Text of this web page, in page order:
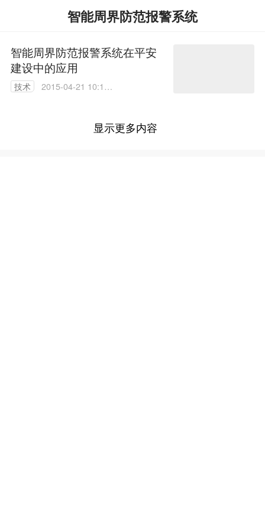
智能周界防范报警系统
智能周界防范报警系统在平安
建设中的应用
技术
2015-04-21 10:10:
显示更多内容